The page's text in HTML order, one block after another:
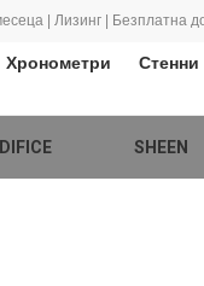
| Лизинг | Безплатна
Хронометри
Стенни
SHEEN